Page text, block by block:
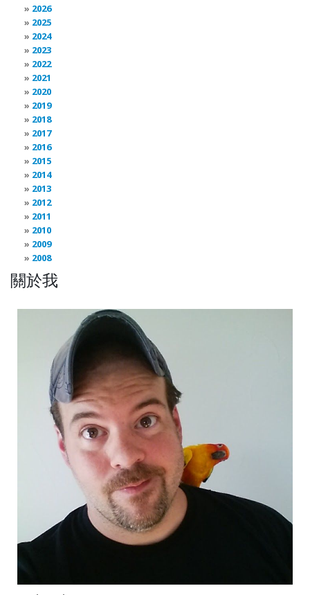
2026
2025
2024
2023
2022
2021
2020
2019
2018
2017
2016
2015
2014
2013
2012
2011
2010
2009
2008
關於我